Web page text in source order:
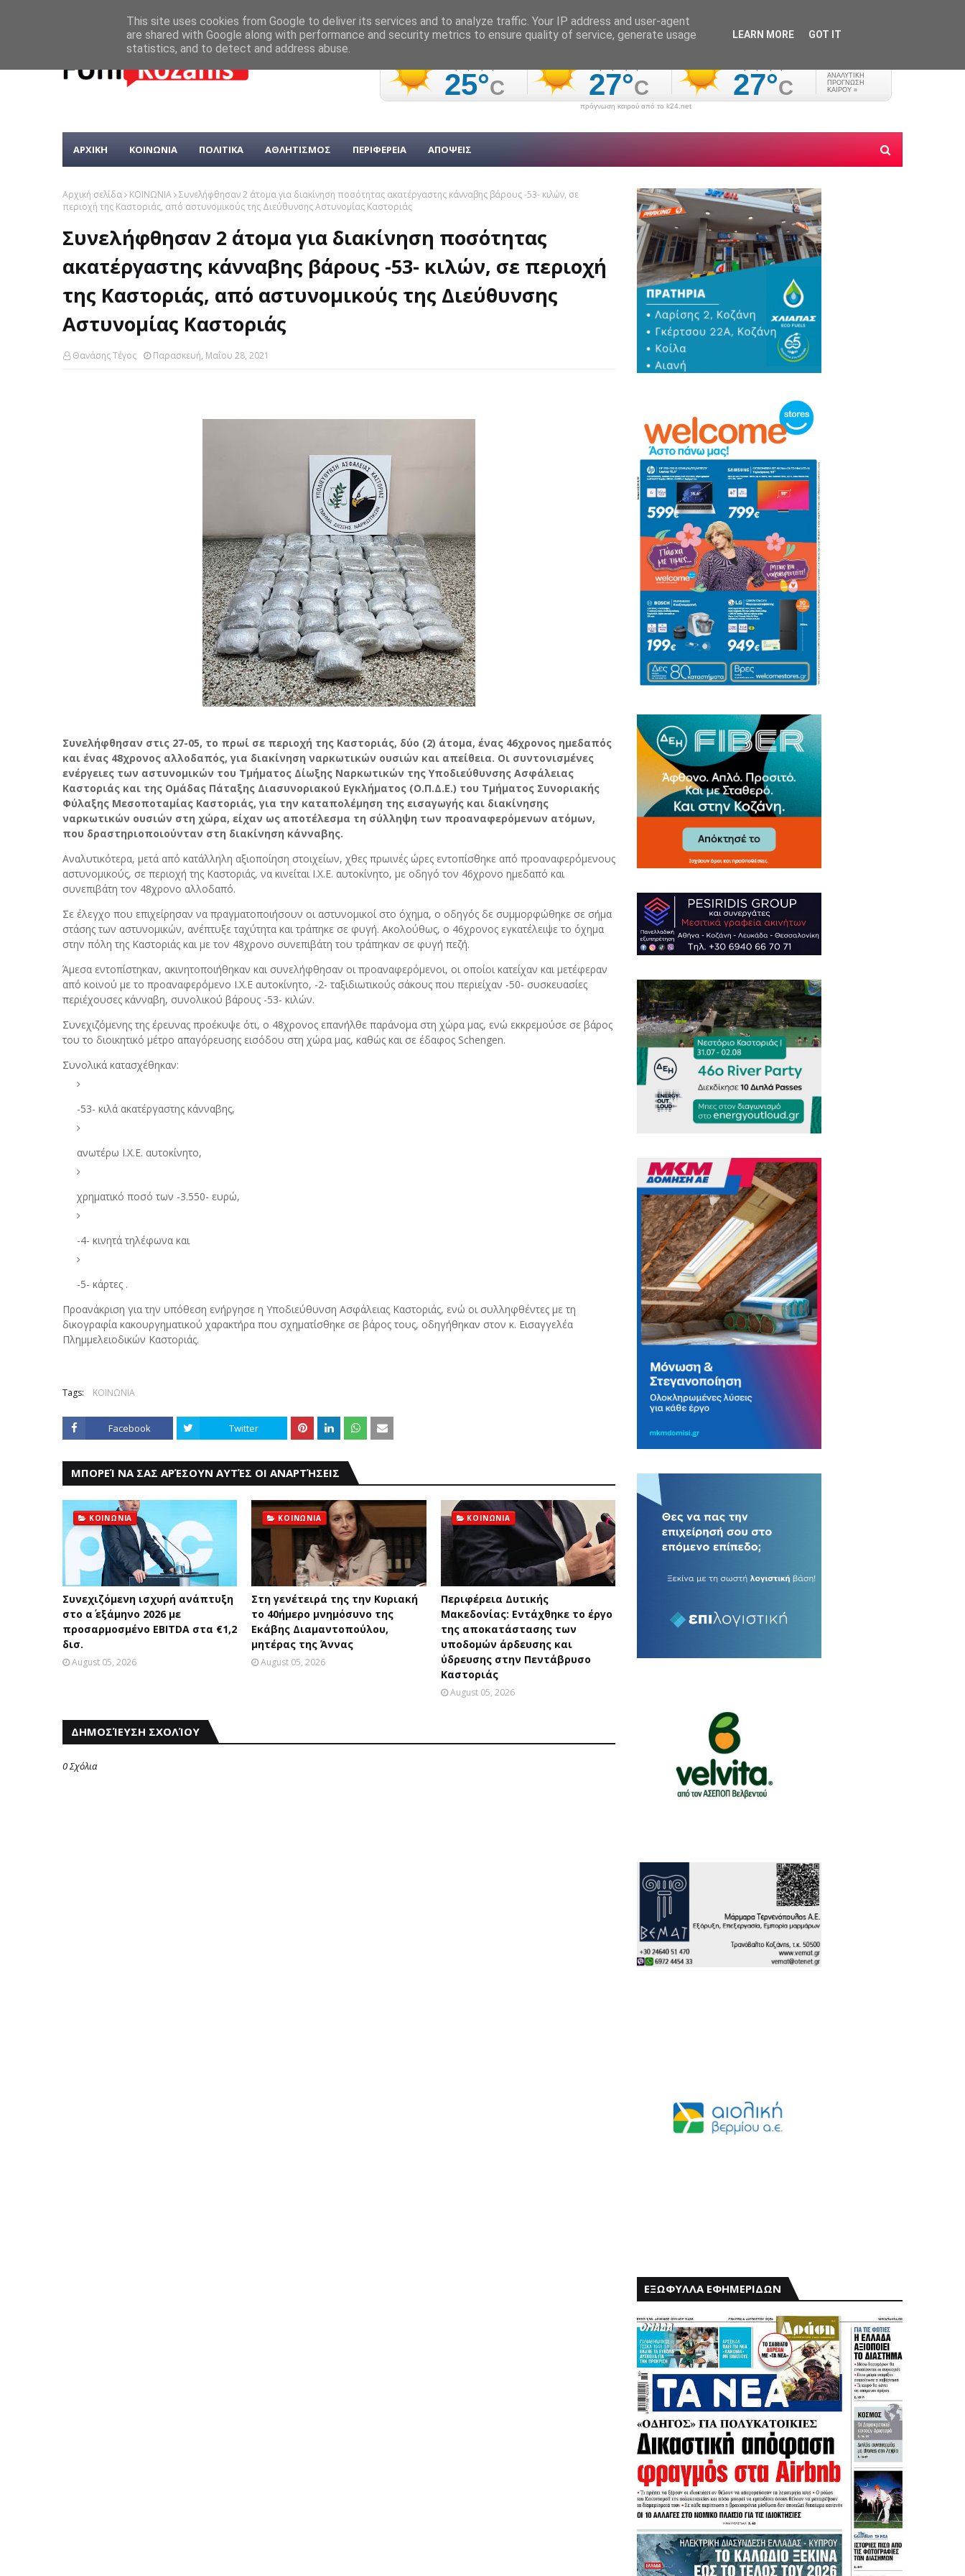
πρόγνωση καιρού από το k24.net
ΑΡΧΙΚΗ ΚΟΙΝΩΝΙΑ ΠΟΛΙΤΙΚΑ ΑΘΛΗΤΙΣΜΟΣ ΠΕΡΙΦΕΡΕΙΑ ΑΠΟΨΕΙΣ
Αρχική σελίδα ΚΟΙΝΩΝΙΑ Συνελήφθησαν 2 άτομα για διακίνηση ποσότητας ακατέργαστης κάνναβης βάρους -53- κιλών, σε
περιοχή της Καστοριάς, από αστυνομικούς της Διεύθυνσης Αστυνομίας Καστοριάς
Συνελήφθησαν 2 άτομα για διακίνηση ποσότητας
ακατέργαστης κάνναβης βάρους -53- κιλών, σε περιοχή
της Καστοριάς, από αστυνομικούς της Διεύθυνσης
Αστυνομίας Καστοριάς
Θανάσης Τέγος Παρασκευή, Μαΐου 28, 2021
Συνελήφθησαν στις 27-05, το πρωί σε περιοχή της Καστοριάς, δύο (2) άτομα, ένας 46χρονος ημεδαπός
και ένας 48χρονος αλλοδαπός, για διακίνηση ναρκωτικών ουσιών και απείθεια. Οι συντονισμένες
ενέργειες των αστυνομικών του Τμήματος Δίωξης Ναρκωτικών της Υποδιεύθυνσης Ασφάλειας
Καστοριάς και της Ομάδας Πάταξης Διασυνοριακού Εγκλήματος (Ο.Π.Δ.Ε.) του Τμήματος Συνοριακής
Φύλαξης Μεσοποταμίας Καστοριάς, για την καταπολέμηση της εισαγωγής και διακίνησης
ναρκωτικών ουσιών στη χώρα, είχαν ως αποτέλεσμα τη σύλληψη των προαναφερόμενων ατόμων,
που δραστηριοποιούνταν στη διακίνηση κάνναβης.
Αναλυτικότερα, μετά από κατάλληλη αξιοποίηση στοιχείων, χθες πρωινές ώρες εντοπίσθηκε από προαναφερόμενους
αστυνομικούς, σε περιοχή της Καστοριάς, να κινείται Ι.Χ.Ε. αυτοκίνητο, με οδηγό τον 46χρονο ημεδαπό και
συνεπιβάτη τον 48χρονο αλλοδαπό.
Σε έλεγχο που επιχείρησαν να πραγματοποιήσουν οι αστυνομικοί στο όχημα, ο οδηγός δε συμμορφώθηκε σε σήμα
στάσης των αστυνομικών, ανέπτυξε ταχύτητα και τράπηκε σε φυγή. Ακολούθως, ο 46χρονος εγκατέλειψε το όχημα
στην πόλη της Καστοριάς και με τον 48χρονο συνεπιβάτη του τράπηκαν σε φυγή πεζή.
Άμεσα εντοπίστηκαν, ακινητοποιήθηκαν και συνελήφθησαν οι προαναφερόμενοι, οι οποίοι κατείχαν και μετέφεραν
από κοινού με το προαναφερόμενο Ι.Χ.Ε αυτοκίνητο, -2- ταξιδιωτικούς σάκους που περιείχαν -50- συσκευασίες
περιέχουσες κάνναβη, συνολικού βάρους -53- κιλών.
Συνεχιζόμενης της έρευνας προέκυψε ότι, ο 48χρονος επανήλθε παράνομα στη χώρα μας, ενώ εκκρεμούσε σε βάρος
του το διοικητικό μέτρο απαγόρευσης εισόδου στη χώρα μας, καθώς και σε έδαφος Schengen.
Συνολικά κατασχέθηκαν:
-53- κιλά ακατέργαστης κάνναβης,
ανωτέρω Ι.Χ.Ε. αυτοκίνητο,
χρηματικό ποσό των -3.550- ευρώ,
-4- κινητά τηλέφωνα και
-5- κάρτες .
Προανάκριση για την υπόθεση ενήργησε η Υποδιεύθυνση Ασφάλειας Καστοριάς, ενώ οι συλληφθέντες με τη
δικογραφία κακουργηματικού χαρακτήρα που σχηματίσθηκε σε βάρος τους, οδηγήθηκαν στον κ. Εισαγγελέα
Πλημμελειοδικών Καστοριάς.
Tags: ΚΟΙΝΩΝΙΑ
Facebook Twitter
ΜΠΟΡΕΊ ΝΑ ΣΑΣ ΑΡΈΣΟΥΝ ΑΥΤΈΣ ΟΙ ΑΝΑΡΤΉΣΕΙΣ
ΚΟΙΝΩΝΙΑ
Συνεχιζόμενη ισχυρή ανάπτυξη
στο α΄ εξάμηνο 2026 με
προσαρμοσμένο EBITDA στα €1,2
δισ.
August 05, 2026
ΚΟΙΝΩΝΙΑ
Στη γενέτειρά της την Κυριακή
το 40ήμερο μνημόσυνο της
Εκάβης Διαμαντοπούλου,
μητέρας της Άννας
August 05, 2026
ΚΟΙΝΩΝΙΑ
Περιφέρεια Δυτικής
Μακεδονίας: Εντάχθηκε το έργο
της αποκατάστασης των
υποδομών άρδευσης και
ύδρευσης στην Πεντάβρυσο
Καστοριάς
August 05, 2026
ΔΗΜΟΣΊΕΥΣΗ ΣΧΟΛΊΟΥ
0 Σχόλια
ΕΞΩΦΥΛΛΑ ΕΦΗΜΕΡΙΔΩΝ
This site uses cookies from Google to deliver its services and to analyze traffic. Your IP address and user-agent
are shared with Google along with performance and security metrics to ensure quality of service, generate usage
statistics, and to detect and address abuse.
LEARN MORE GOT IT